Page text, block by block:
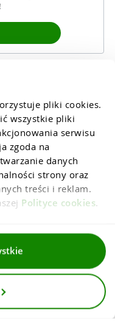
pliki cookies.
wszystkie pliki
serwisu
zgoda na
danych
strony oraz
treści i reklam.
Polityce cookies.